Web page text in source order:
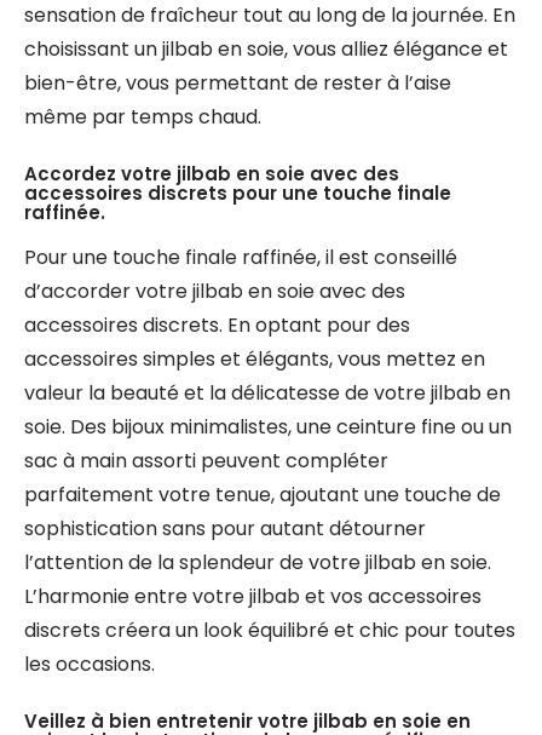
sensation de fraîcheur tout au long de la journée. En
choisissant un jilbab en soie, vous alliez élégance et
bien-être, vous permettant de rester à l’aise
même par temps chaud.
Accordez votre jilbab en soie avec des
accessoires discrets pour une touche finale
raffinée.
Pour une touche finale raffinée, il est conseillé
d’accorder votre jilbab en soie avec des
accessoires discrets. En optant pour des
accessoires simples et élégants, vous mettez en
valeur la beauté et la délicatesse de votre jilbab en
soie. Des bijoux minimalistes, une ceinture fine ou un
sac à main assorti peuvent compléter
parfaitement votre tenue, ajoutant une touche de
sophistication sans pour autant détourner
l’attention de la splendeur de votre jilbab en soie.
L’harmonie entre votre jilbab et vos accessoires
discrets créera un look équilibré et chic pour toutes
les occasions.
Veillez à bien entretenir votre jilbab en soie en